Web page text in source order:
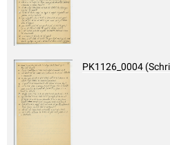
PK1126_0004